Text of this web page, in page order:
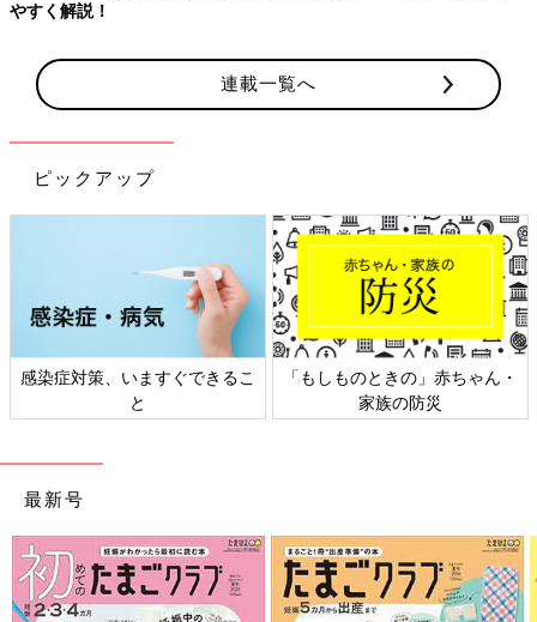
やすく解説！
連載一覧へ
ピックアップ
感染症対策、いますぐできるこ
と
「もしものときの」赤ちゃん・
家族の防災
最新号